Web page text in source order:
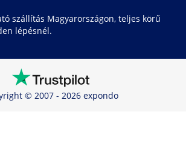
szállítás Magyarországon, teljes körű
lépésnél.
© 2007 - 2026 expondo